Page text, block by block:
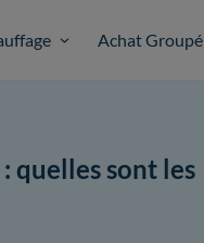
Achat Groupé
quelles sont les